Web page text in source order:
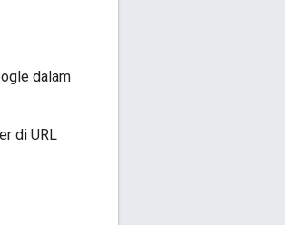
dalam
di URL